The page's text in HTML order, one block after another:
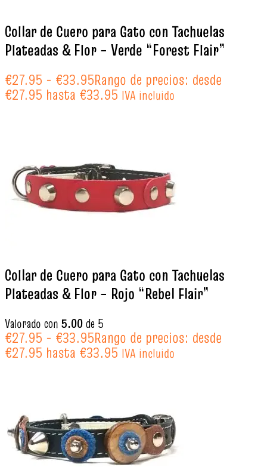
Collar de Cuero para Gato con Tachuelas
Plateadas & Flor – Verde “Forest Flair”
€27.95 - €33.95Rango de precios: desde
€27.95 hasta €33.95 IVA incluido
Collar de Cuero para Gato con Tachuelas
Plateadas & Flor – Rojo “Rebel Flair”
Valorado con 5.00de 5
€27.95 - €33.95Rango de precios: desde
€27.95 hasta €33.95 IVA incluido